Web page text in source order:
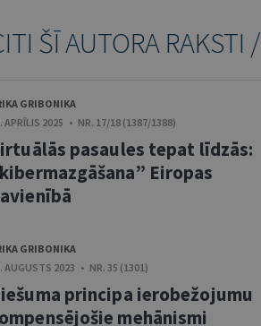
ŠĪ AUTORA RAKSTI /
GRIBONIKA
APRĪLIS 2025 • NR. 17/18 (1387/1388)
pasaules tepat līdzās:
Eiropas
GRIBONIKA
AUGUSTS 2023 • NR. 35 (1301)
principa ierobežojumu
mehānismi